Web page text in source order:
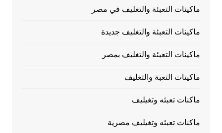
ماكينات التعبئة والتغليف في مصر
ماكينات التعبئة والتغليف جديدة
ماكينات التعبئة والتغليف بمصر
ماكيتات التعبة والتغليف
ماكنات تعبئه وتغيليف
ماكنات تعبئه وتغيليف مصرية